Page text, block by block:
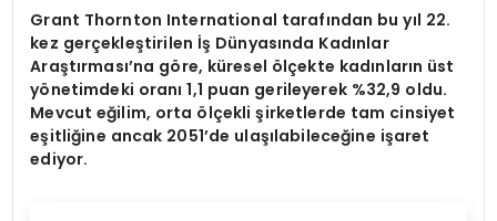
Grant Thornton International tarafından bu yıl 22.
kez gerçekleştirilen İş Dünyasında Kadınlar
Araştırması’na göre, küresel ölçekte kadınların üst
yönetimdeki oranı 1,1 puan gerileyerek %32,9 oldu.
Mevcut eğilim, orta ölçekli şirketlerde tam cinsiyet
eşitliğine ancak 2051’de ulaşılabileceğine işaret
ediyor.